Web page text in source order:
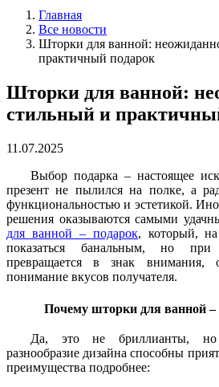
Главная
Все новости
Шторки для ванной:
практичный подарок
Шторки для ванной:
стильный и
11.07.2025
Выбор подарка – настоящее
презент не пылился на полке, а
функциональностью и эстетикой.
решения оказываются самыми
для ванной – подарок, который,
показаться банальным, но при
превращается в знак внимания,
понимание вкусов получателя.
Почему шторки для ванной –
Да, это не бриллианты,
разнообразие дизайна способны
преимущества подробнее: